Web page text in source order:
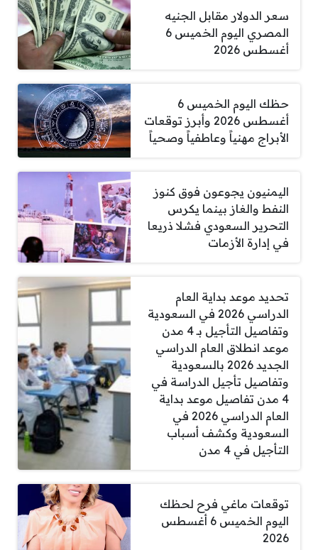
سعر الدولار مقابل الجنيه
المصري اليوم الخميس 6
أغسطس 2026
حظك اليوم الخميس 6
أغسطس 2026 وأبرز توقعات
الأبراج مهنياً وعاطفياً وصحياً
اليمنيون يجوعون فوق كنوز
النفط والغاز بينما يكرس
التحرير السعودي فشلا ذريعا
في إدارة الأزمات
تحديد موعد بداية العام
الدراسي 2026 في السعودية
وتفاصيل التأجيل بـ 4 مدن
موعد انطلاق العام الدراسي
الجديد 2026 بالسعودية
وتفاصيل تأجيل الدراسة في
4 مدن تفاصيل موعد بداية
العام الدراسي 2026 في
السعودية وكشف أسباب
التأجيل في 4 مدن
توقعات ماغي فرح لحظك
اليوم الخميس 6 أغسطس
2026